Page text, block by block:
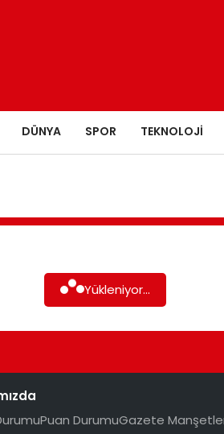
DÜNYA SPOR TEKNOLOJI
Yükleniyor...
Puan DurumuGazete